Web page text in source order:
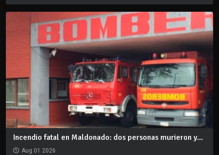
Incendio fatal en Maldonado: dos personas murieron y...
Aug 01 2026